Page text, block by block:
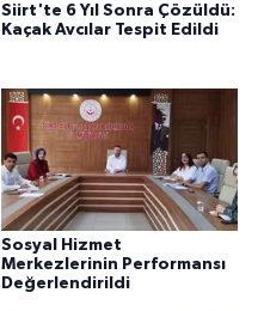
Siirt'te 6 Yıl Sonra Çözüldü:
Kaçak Avcılar Tespit Edildi
Sosyal Hizmet
Merkezlerinin Performansı
Değerlendirildi